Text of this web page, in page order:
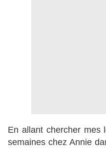
En allant chercher mes
semaines chez Annie